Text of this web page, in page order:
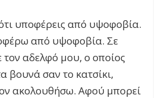
υποφέρεις από υψοφοβία.
από υψοφοβία. Σε
τον αδελφό μου, ο οποίος
βουνά σαν το κατσίκι,
ακολουθήσω. Αφού μπορεί